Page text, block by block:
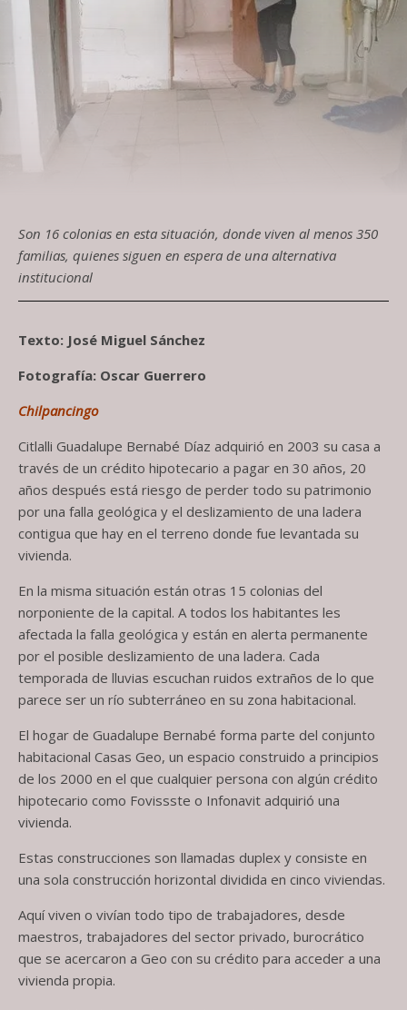
Son 16 colonias en esta situación, donde viven al menos 350
familias, quienes siguen en espera de una alternativa
institucional
Texto: José Miguel Sánchez
Fotografía: Oscar Guerrero
Chilpancingo
Citlalli Guadalupe Bernabé Díaz adquirió en 2003 su casa a
través de un crédito hipotecario a pagar en 30 años, 20
años después está riesgo de perder todo su patrimonio
por una falla geológica y el deslizamiento de una ladera
contigua que hay en el terreno donde fue levantada su
vivienda.
En la misma situación están otras 15 colonias del
norponiente de la capital. A todos los habitantes les
afectada la falla geológica y están en alerta permanente
por el posible deslizamiento de una ladera. Cada
temporada de lluvias escuchan ruidos extraños de lo que
parece ser un río subterráneo en su zona habitacional.
El hogar de Guadalupe Bernabé forma parte del conjunto
habitacional Casas Geo, un espacio construido a principios
de los 2000 en el que cualquier persona con algún crédito
hipotecario como Fovissste o Infonavit adquirió una
vivienda.
Estas construcciones son llamadas duplex y consiste en
una sola construcción horizontal dividida en cinco viviendas.
Aquí viven o vivían todo tipo de trabajadores, desde
maestros, trabajadores del sector privado, burocrático
que se acercaron a Geo con su crédito para acceder a una
vivienda propia.